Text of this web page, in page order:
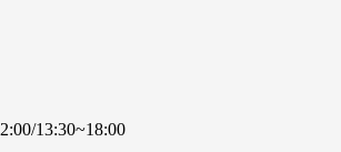
13:30~18:00